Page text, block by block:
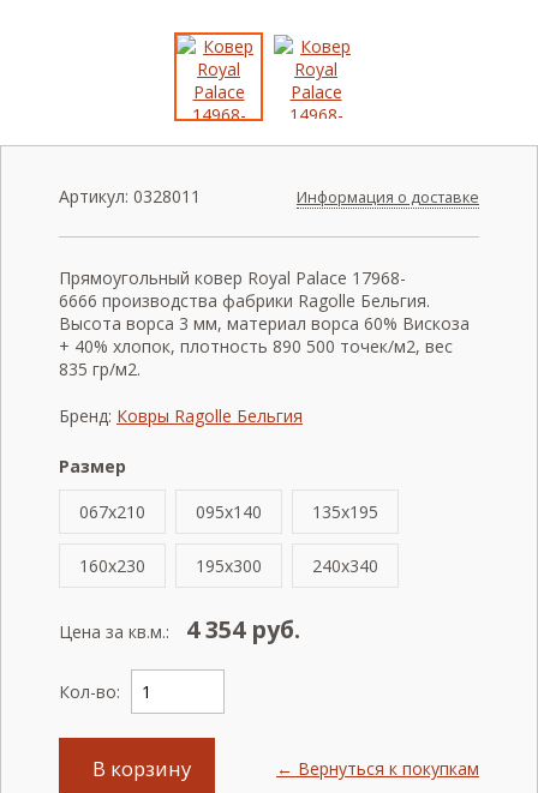
Артикул: 0328011 Информация о доставке
Прямоугольный ковер Royal Palace 17968-
6666 производства фабрики Ragolle Бельгия.
Высота ворса 3 мм, материал ворса 60% Вискоза
+ 40% хлопок, плотность 890 500 точек/м2, вес
835 гр/м2.
Бренд: Ковры Ragolle Бельгия
Размер
067x210
095x140 135x195
160x230 195x300 240x340
Цена за кв.м.: 4 354 руб.
Кол-во:
В корзину ← Вернуться к покупкам